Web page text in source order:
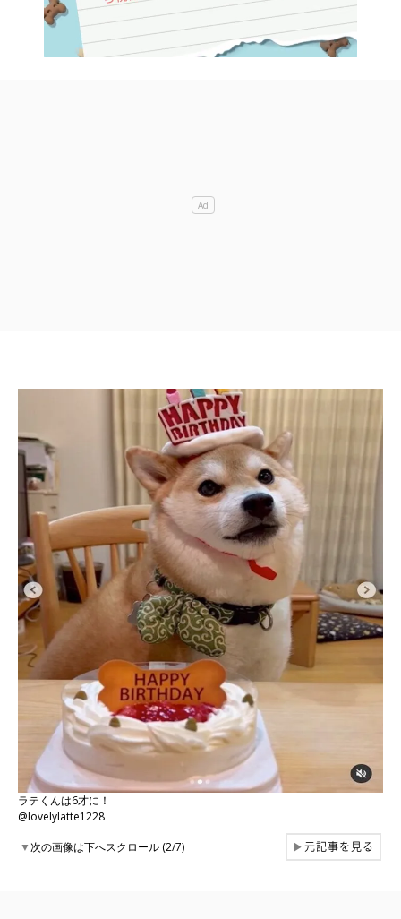
ラテくんは6才に！
@lovelylatte1228
▼次の画像は下へスクロール (2/7) ▶元記事を見る